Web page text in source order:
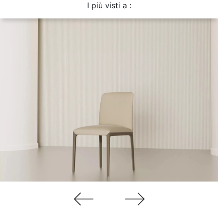
I più visti a :